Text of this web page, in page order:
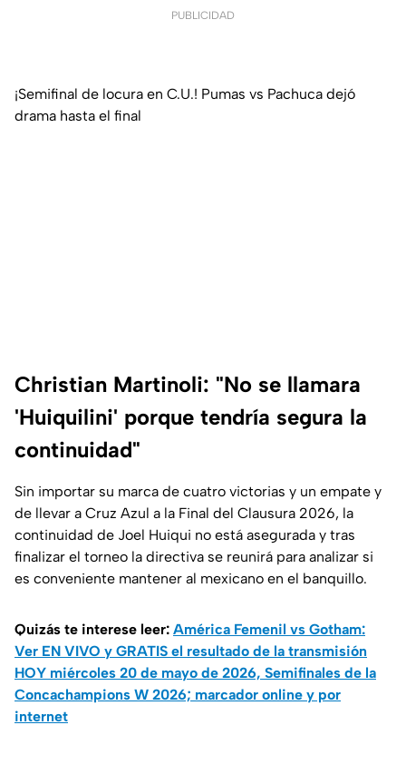
PUBLICIDAD
¡Semifinal de locura en C.U.! Pumas vs Pachuca dejó
drama hasta el final
Christian Martinoli: "No se llamara
'Huiquilini' porque tendría segura la
continuidad"
Sin importar su marca de cuatro victorias y un empate y
de llevar a Cruz Azul a la Final del Clausura 2026, la
continuidad de Joel Huiqui no está asegurada y tras
finalizar el torneo la directiva se reunirá para analizar si
es conveniente mantener al mexicano en el banquillo.
Quizás te interese leer: América Femenil vs Gotham:
Ver EN VIVO y GRATIS el resultado de la transmisión
HOY miércoles 20 de mayo de 2026, Semifinales de la
Concachampions W 2026; marcador online y por
internet